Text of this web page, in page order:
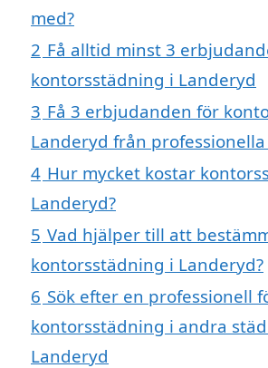
med?
2 Få alltid minst 3
kontorsstädning i Landeryd
3 Få 3 erbjudanden för
Landeryd från
4 Hur mycket kostar
Landeryd?
5 Vad hjälper till att
kontorsstädning i Landeryd?
6 Sök efter en professionell
kontorsstädning i andra
Landeryd